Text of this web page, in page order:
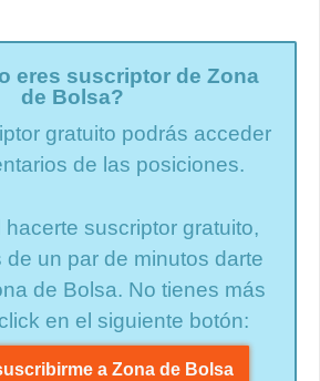
eres suscriptor de Zona
de Bolsa?
gratuito podrás acceder
de las posiciones.
hacerte suscriptor gratuito,
de un par de minutos darte
de Bolsa. No tienes más
en el siguiente botón:
a Zona de Bolsa